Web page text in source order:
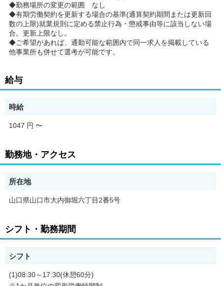
◆勤務場所の変更の範囲 なし
◆有期労働契約を更新する場合の基準(通算契約期間または更新回
数の上限)就業規則に定める禁止行為・懲戒事由等に該当しない場
合。更新上限なし。
◆ご希望があれば、通勤可能な範囲内で同一求人を掲載している
他事業所も併せて選考が可能です。
給与
時給
1047 円 〜
勤務地・アクセス
所在地
山口県山口市大内御堀六丁目2番5号
シフト・勤務期間
シフト
(1)08:30～17:30(休憩60分)